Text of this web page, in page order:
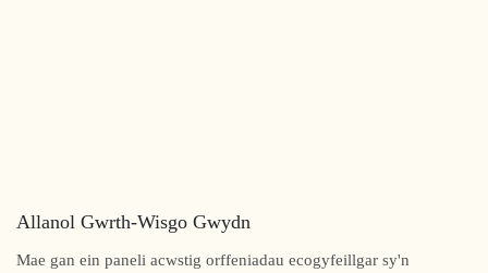
Allanol Gwrth-Wisgo Gwydn
Mae gan ein paneli acwstig orffeniadau ecogyfeillgar sy'n